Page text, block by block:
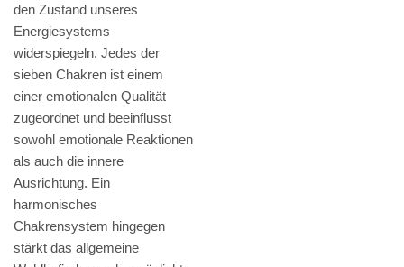
den Zustand unseres
Energiesystems
widerspiegeln. Jedes der
sieben Chakren ist einem
einer emotionalen Qualität
zugeordnet und beeinflusst
sowohl emotionale Reaktionen
als auch die innere
Ausrichtung. Ein
harmonisches
Chakrensystem hingegen
stärkt das allgemeine